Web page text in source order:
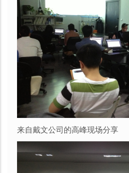
来自戴文公司的高峰现场分享